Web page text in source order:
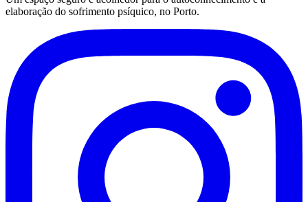
elaboração do sofrimento psíquico, no Porto.